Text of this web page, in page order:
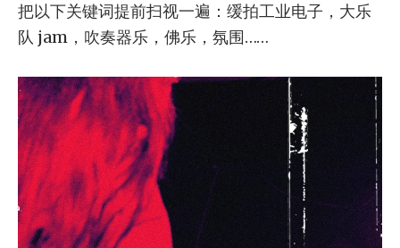
把以下关键词提前扫视一遍：缓拍工业电子，大乐
队 jam，吹奏器乐，佛乐，氛围……